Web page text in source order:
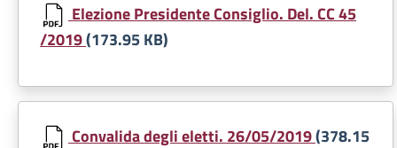
Elezione Presidente Consiglio. Del. CC 45
/2019(173.95 KB)
Document
Convalida degli eletti. 26/05/2019(378.15